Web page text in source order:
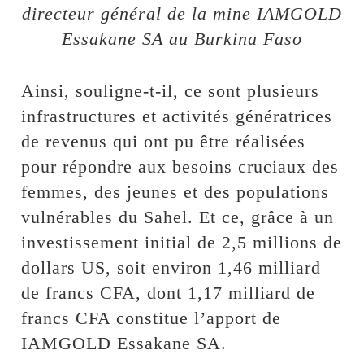
directeur général de la mine IAMGOLD
Essakane SA au Burkina Faso
Ainsi, souligne-t-il, ce sont plusieurs
infrastructures et activités génératrices
de revenus qui ont pu être réalisées
pour répondre aux besoins cruciaux des
femmes, des jeunes et des populations
vulnérables du Sahel. Et ce, grâce à un
investissement initial de 2,5 millions de
dollars US, soit environ 1,46 milliard
de francs CFA, dont 1,17 milliard de
francs CFA constitue l’apport de
IAMGOLD Essakane SA.